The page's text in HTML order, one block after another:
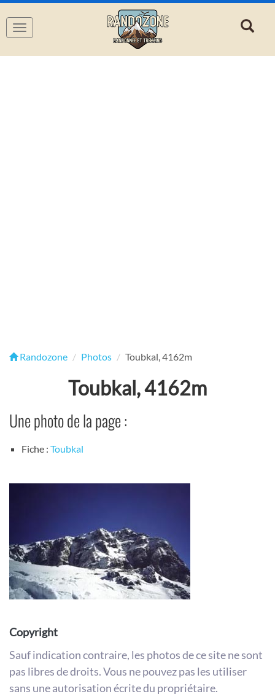
Navigation
Randozone Photos Toubkal, 4162m
Toubkal, 4162m
Une photo de la page :
Fiche : Toubkal
Copyright
Sauf indication contraire, les photos de ce site ne sont
pas libres de droits. Vous ne pouvez pas les utiliser
sans une autorisation écrite du propriétaire.